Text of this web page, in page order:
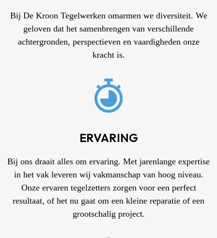
Bij De Kroon Tegelwerken omarmen we diversiteit. We
geloven dat het samenbrengen van verschillende
achtergronden, perspectieven en vaardigheden onze
kracht is.
ERVARING
Bij ons draait alles om ervaring. Met jarenlange expertise
in het vak leveren wij vakmanschap van hoog niveau.
Onze ervaren tegelzetters zorgen voor een perfect
resultaat, of het nu gaat om een kleine reparatie of een
grootschalig project.